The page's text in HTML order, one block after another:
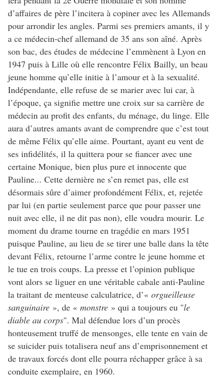
d’affaires de père l’incitera à copiner avec les Allemands
pour arrondir les angles. Parmi ses premiers amants, il y
a ce médecin-chef allemand de 35 ans son aîné. Après
son bac, des études de médecine l’emmènent à Lyon en
1947 puis à Lille où elle rencontre Félix Bailly, un beau
jeune homme qu’elle initie à l’amour et à la sexualité.
Indépendante, elle refuse de se marier avec lui car, à
l’époque, ça signifie mettre une croix sur sa carrière de
médecin au profit des enfants, du ménage, du linge. Elle
aura d’autres amants avant de comprendre que c’est tout
de même Félix qu’elle aime. Pourtant, ayant eu vent de
ses infidélités, il la quittera pour se fiancer avec une
certaine Monique, bien plus pure et innocente que
Pauline... Cette dernière ne s’en remet pas, elle est
désormais sûre d’aimer profondément Félix, et, rejetée
par lui (en partie seulement parce que pour passer une
nuit avec elle, il ne dit pas non), elle voudra mourir. Le
moment du drame tourne en tragédie en mars 1951
puisque Pauline, au lieu de se tirer une balle dans la tête
devant Félix, retourne l’arme contre le jeune homme et
le tue en trois coups. La presse et l’opinion publique
vont alors se liguer en une véritable cabale anti-Pauline
la traitant de menteuse calculatrice, d’« orgueilleuse
sanguinaire », de « monstre » qui a toujours eu "le
diable au corps". Mal défendue lors d’un procès
honteusement truffé de mensonges, elle tente en vain de
se suicider puis totalisera neuf ans d’emprisonnement et
de travaux forcés dont elle pourra réchapper grâce à sa
conduite exemplaire, en 1960.